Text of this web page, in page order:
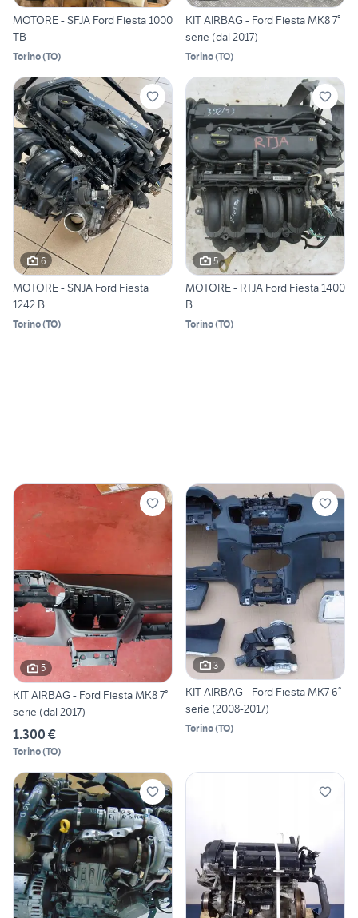
MOTORE - SFJA Ford Fiesta 1000
TB
Torino(TO)
KIT AIRBAG - Ford Fiesta MK8 7°
serie (dal 2017)
Torino(TO)
6
MOTORE - SNJA Ford Fiesta
1242 B
Torino(TO)
5
MOTORE - RTJA Ford Fiesta 1400
B
Torino(TO)
5
KIT AIRBAG - Ford Fiesta MK8 7°
serie (dal 2017)
1.300 €
Torino(TO)
3
KIT AIRBAG - Ford Fiesta MK7 6°
serie (2008-2017)
Torino(TO)